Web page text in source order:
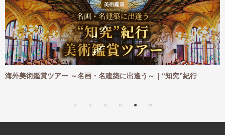
アー ～名画・名建築に出逢う～｜“知究”紀行
海外ハイキング